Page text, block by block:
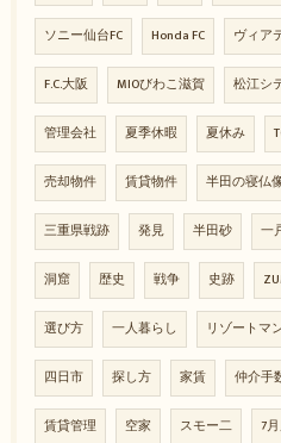
ソニー仙台FC Honda FC ヴィア
F.C.大阪 MIOびわこ滋賀 松江シ
管理会社 夏季休暇 夏休み
売却物件 賃貸物件 半田の寝仏
三重県戦跡 発見 半田砂 一
洞窟 歴史 戦争 史跡
選び方 一人暮らし リゾートマ
四日市 探し方 家賃 仲介手
賃貸管理 空家 スモー二 7